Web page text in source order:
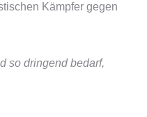
Kämpfer gegen
so dringend bedarf,